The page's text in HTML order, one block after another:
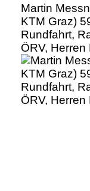
Martin
KTM Graz)
Rundfahrt,
ÖRV, Herren